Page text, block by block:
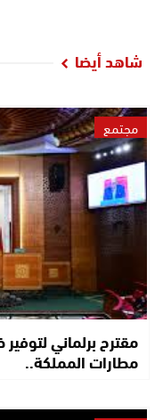
شاهد أيضا
مجتمع
مقترح برلماني
مطارات المملكة..